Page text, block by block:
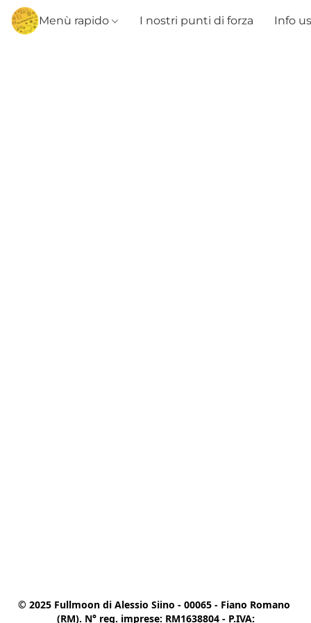
Menù rapido I nostri punti di forza Info
© 2025 Fullmoon di Alessio Siino - 00065 - Fiano Romano
(RM). N° reg. imprese: RM1638804 - P.IVA: